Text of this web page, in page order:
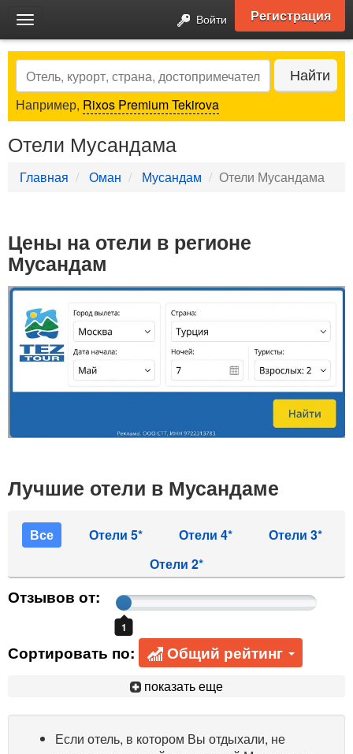
Toggle
navigation
Войти Регистрация
Search Найти
Например, Rixos Premium Tekirova
Отели Мусандама
Главная Оман Мусандам Отели Мусандама
Цены на отели в регионе
Мусандам
Лучшие отели в Мусандаме
Все Отели 5* Отели 4*
Отели 3*
Отели 2*
Отзывов от:
1
Сортировать по: Общий рейтинг
показать еще
Если отель, в котором Вы отдыхали, не